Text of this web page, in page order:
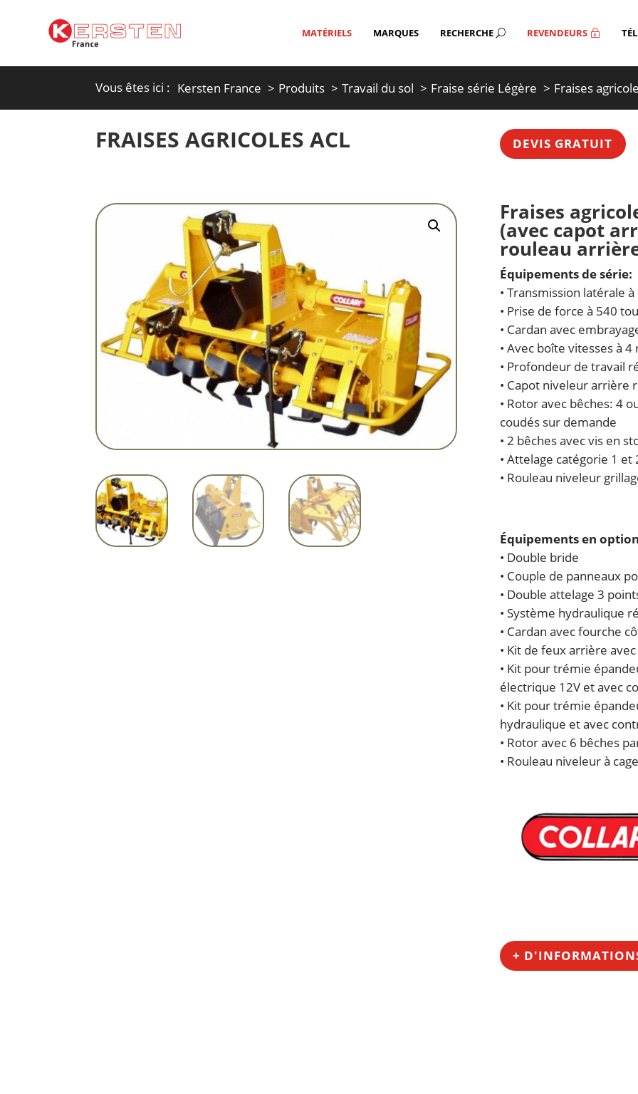
MATÉRIELS MARQUES U
RECHERCHE ~
REVENDEURS
Vous êtes ici : Kersten France Produits Travail du sol Fraise série Légère Fraises
FRAISES AGRICOLES ACL DEVIS GRATUIT
Fraises
(avec capot
rouleau
Équipements de série:
• Transmission latérale
• Prise de force à 540
• Cardan avec
• Avec boîte vitesses à
• Profondeur de travail
• Capot niveleur arrière
• Rotor avec bêches: 4
coudés sur demande
• 2 bêches avec vis en
• Attelage catégorie 1
• Rouleau niveleur
Équipements en
• Double bride
• Couple de panneaux
• Double attelage 3
• Système hydraulique
• Cardan avec fourche
• Kit de feux arrière
• Kit pour trémie
électrique 12V et avec
• Kit pour trémie
hydraulique et avec
• Rotor avec 6 bêches
• Rouleau niveleur à
+